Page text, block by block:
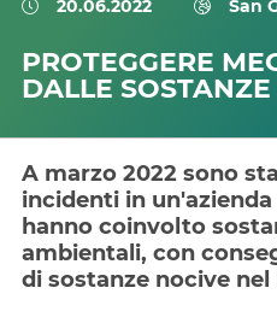
20.06.2022 San
PROTEGGERE
DALLE
A marzo 2022 sono
incidenti in
hanno coinvolto
ambientali, con
di sostanze nocive nel